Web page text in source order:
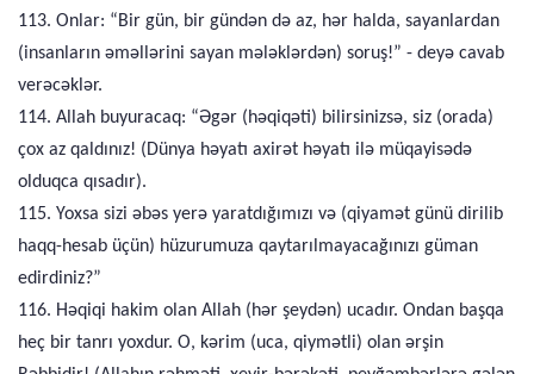
113. Onlar: “Bir gün, bir gündən də az, hər halda, sayanlardan
(insanların əməllərini sayan mələklərdən) soruş!” - deyə cavab
verəcəklər.
114. Allah buyuracaq: “Əgər (həqiqəti) bilirsinizsə, siz (orada)
çox az qaldınız! (Dünya həyatı axirət həyatı ilə müqayisədə
olduqca qısadır).
115. Yoxsa sizi əbəs yerə yaratdığımızı və (qiyamət günü dirilib
haqq-hesab üçün) hüzurumuza qaytarılmayacağınızı güman
edirdiniz?”
116. Həqiqi hakim olan Allah (hər şeydən) ucadır. Ondan başqa
heç bir tanrı yoxdur. O, kərim (uca, qiymətli) olan ərşin